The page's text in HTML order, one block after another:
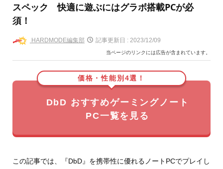
スペック 快適に遊ぶにはグラボ搭載PCが必
須！
HARDMODE編集部 記事更新日 : 2023/12/09
当ページのリンクには広告が含まれています。
価格・性能別4選！
DbD おすすめゲーミングノート
PC一覧を見る
この記事では、『DbD』を携帯性に優れるノートPCでプレイし